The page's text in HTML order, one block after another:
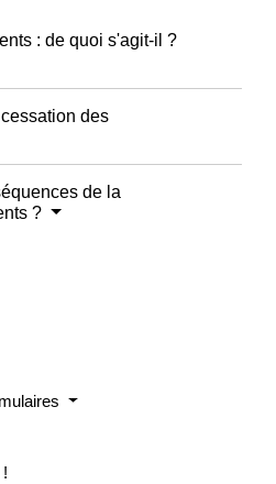
: de quoi s'agit-il ?
des
de la
?